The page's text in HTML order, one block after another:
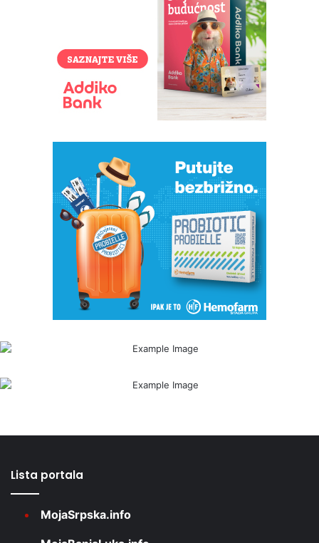
Lista portala
MojaSrpska.info